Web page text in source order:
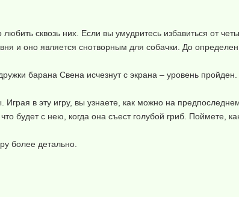
сквозь них. Если вы умудритесь избавиться от
и оно является снотворным для собачки. До
барана Свена исчезнут с экрана – уровень
в эту игру, вы узнаете, как можно на
будет с нею, когда она съест голубой гриб. Поймете,
более детально.